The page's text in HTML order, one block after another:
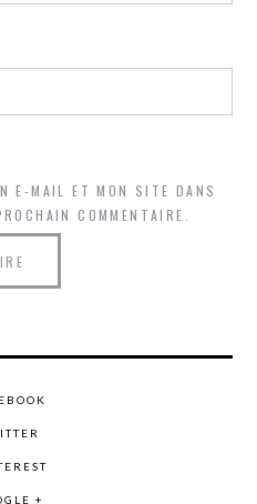
E-MAIL ET MON SITE DANS
COMMENTAIRE.
+